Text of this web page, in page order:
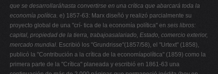
que se desarrollaráhasta convertirse en una crítica que abarcará toda la
economía política. e) 1857-63: Marx diseñó y realizó parcialmente su
proyecto global de una "crí- tica de la economía política" en seis libros:
capital, propiedad de la tierra, trabajoasalariado, Estado, comercio exterior,
mercado mundial. Escribió los "Grundrisse"(1857/58), el "Urtext" (1858),
publicó la "Contribución a la crítica de la economíapolítica" (1859) como la
primera parte de la "Crítica" planeada y escribió en 1861-63 una